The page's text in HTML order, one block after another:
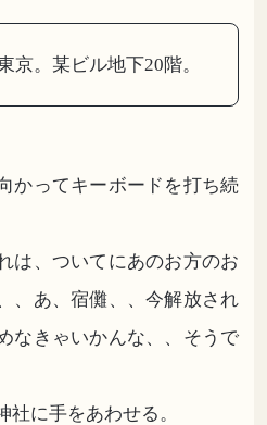
京。某ビル地下20階。
かってキーボードを打ち続
は、ついてにあのお方のお
、あ、宿儺、、今解放され
なきゃいかんな、、そうで
に手をあわせる。